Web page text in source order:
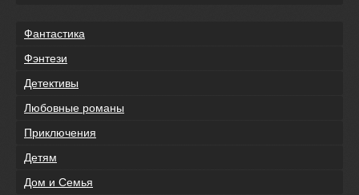
Фантастика
Фэнтези
Детективы
Любовные романы
Приключения
Детям
Дом и Семья